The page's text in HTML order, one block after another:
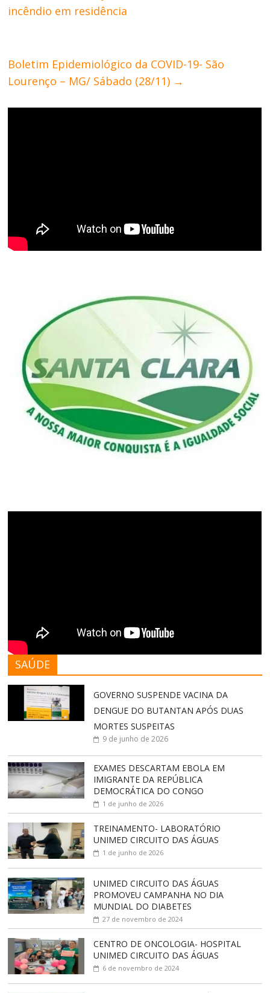
incêndio em residência
Boletim Epidemiológico da COVID-19- São
Lourenço – MG/ Sábado (28/11) →
SAÚDE
GOVERNO SUSPENDE VACINA DA
DENGUE DO BUTANTAN APÓS DUAS
MORTES SUSPEITAS
9 de junho de 2026
EXAMES DESCARTAM EBOLA EM
IMIGRANTE DA REPÚBLICA
DEMOCRÁTICA DO CONGO
1 de junho de 2026
TREINAMENTO- LABORATÓRIO
UNIMED CIRCUITO DAS ÁGUAS
1 de junho de 2026
UNIMED CIRCUITO DAS ÁGUAS
PROMOVEU CAMPANHA NO DIA
MUNDIAL DO DIABETES
27 de novembro de 2024
CENTRO DE ONCOLOGIA- HOSPITAL
UNIMED CIRCUITO DAS ÁGUAS
6 de novembro de 2024